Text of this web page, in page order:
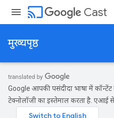
cast Cast
मुख्यपृष्ठ
Google आपकी पसंदीदा भाषा में
टेक्नोलॉजी का इस्तेमाल करता है. एआई